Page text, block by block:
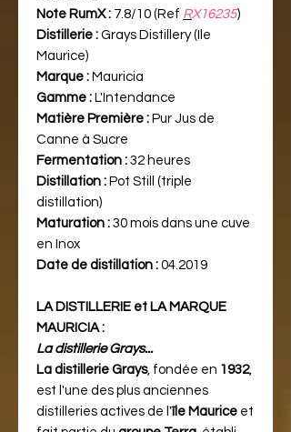
Note RumX : 7.8/10 (Ref RX16235)
Distillerie : Grays Distillery (Ile
Maurice)
Marque : Mauricia
Gamme : L'Intendance
Matière Première : Pur Jus de
Canne à Sucre
Fermentation : 32 heures
Distillation : Pot Still (triple
distillation)
Maturation : 30 mois dans une cuve
en Inox
Date de distillation : 04.2019
LA DISTILLERIE et LA MARQUE
MAURICIA :
La distillerie Grays...
La distillerie Grays, fondée en 1932,
est l'une des plus anciennes
distilleries actives de l'île Maurice et